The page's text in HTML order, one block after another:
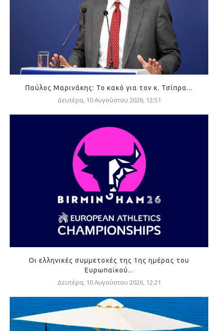
Παύλος Μαρινάκης: Το κακό για τον κ. Τσίπρα...
Δευτέρα, 10 Αυγούστου 2026, 12:51
Οι ελληνικές συμμετοχές της 1ης ημέρας του
Ευρωπαϊκού...
Δευτέρα, 10 Αυγούστου 2026, 12:21